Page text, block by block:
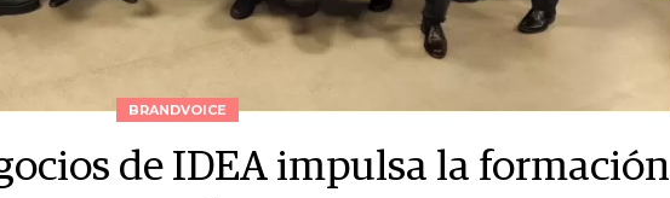
BRANDVOICE
de IDEA impulsa la formación